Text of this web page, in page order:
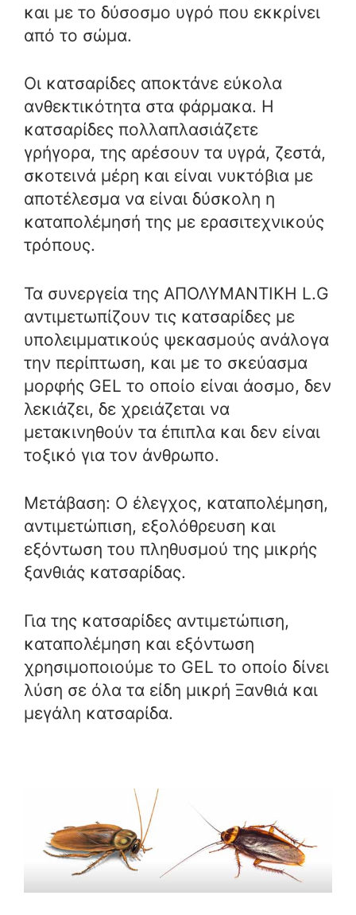
και με το δύσοσμο υγρό που εκκρίνει
από το σώμα.
Οι κατσαρίδες αποκτάνε εύκολα
ανθεκτικότητα στα φάρμακα. Η
κατσαρίδες πολλαπλασιάζετε
γρήγορα, της αρέσουν τα υγρά, ζεστά,
σκοτεινά μέρη και είναι νυκτόβια με
αποτέλεσμα να είναι δύσκολη η
καταπολέμησή της με ερασιτεχνικούς
τρόπους.
Τα συνεργεία της ΑΠΟΛΥΜΑΝΤΙΚΗ L.G
αντιμετωπίζουν τις κατσαρίδες με
υπολειμματικούς ψεκασμούς ανάλογα
την περίπτωση, και με το σκεύασμα
μορφής GEL το οποίο είναι άοσμο, δεν
λεκιάζει, δε χρειάζεται να
μετακινηθούν τα έπιπλα και δεν είναι
τοξικό για τον άνθρωπο.
Μετάβαση: Ο έλεγχος, καταπολέμηση,
αντιμετώπιση, εξολόθρευση και
εξόντωση του πληθυσμού της μικρής
ξανθιάς κατσαρίδας.
Για της κατσαρίδες αντιμετώπιση,
καταπολέμηση και εξόντωση
χρησιμοποιούμε το GEL το οποίο δίνει
λύση σε όλα τα είδη μικρή Ξανθιά και
μεγάλη κατσαρίδα.